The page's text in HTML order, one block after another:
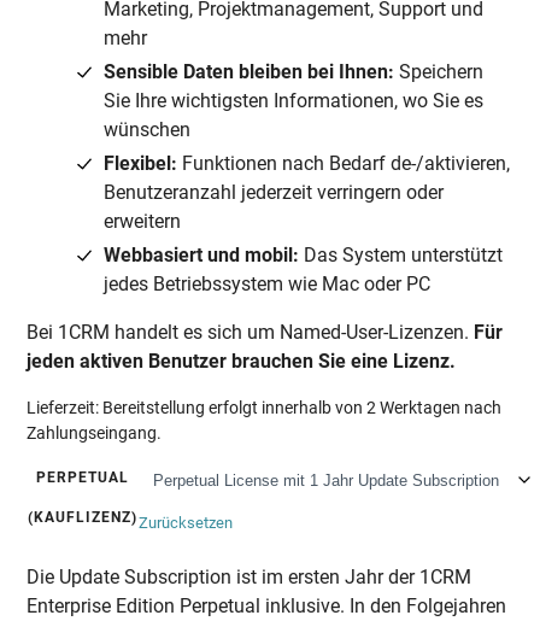
Marketing, Projektmanagement, Support und
mehr
Sensible Daten bleiben bei Ihnen:Speichern
Sie Ihre wichtigsten Informationen, wo Sie es
wünschen
Flexibel: Funktionen nach Bedarf de-/aktivieren,
Benutzeranzahl jederzeit verringern oder
erweitern
Webbasiert und mobil: Das System unterstützt
jedes Betriebssystem wie Mac oder PC
Bei 1CRM handelt es sich um Named-User-Lizenzen. Für
jeden aktiven Benutzer brauchen Sie eine Lizenz.
Lieferzeit: Bereitstellung erfolgt innerhalb von 2 Werktagen nach
Zahlungseingang.
PERPETUAL
(KAUFLIZENZ)Zurücksetzen
Die Update Subscription ist im ersten Jahr der 1CRM
Enterprise Edition Perpetual inklusive. In den Folgejahren